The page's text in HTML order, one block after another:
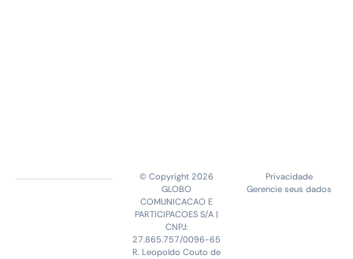
© Copyright 2026
GLOBO
COMUNICACAO E
PARTICIPACOES S/A |
CNPJ:
27.865.757/0096-65
R. Leopoldo Couto de
Privacidade
Gerencie seus dados